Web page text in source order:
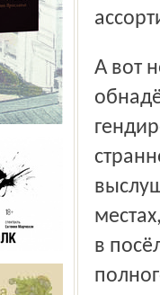
А вот нормального комментария к этим вполне
в